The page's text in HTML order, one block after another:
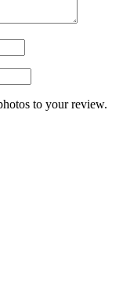
to your review.